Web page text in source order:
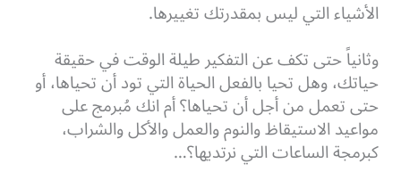
الأشياءالتي ليس بمقدرتك تغييرها.
وثانياً حتى تكف عن التفكير طيلة الوقت في حقيقة
حياتك، وهل تحيا بالفعل الحياة التي تود أن تحياها، أو
حتى تعمل من أجل أن تحياها؟ أم انك مُبرمج على
مواعيد الاستيقاظ والنوم والعمل والأكل والشراب،
كبرمجة الساعات التي نرتديها؟…